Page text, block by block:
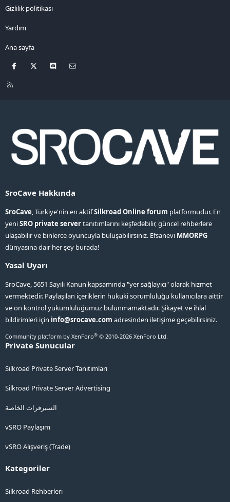
Gizlilik politikası
Yardım
Ana sayfa
Facebook Discord
R
SroCave Hakkında
SroCave, Türkiye'nin en aktifSilkroad Online forum platformudur. En
yeniSRO private servertanıtımlarını keşfedebilir, güncel rehberlere
ulaşabilir ve binlerce oyuncuyla buluşabilirsiniz. Efsanevi MMORPG
dünyasına dair her şey burada!
Yasal Uyarı
SroCave, 5651 Sayılı Kanun kapsamında "yer sağlayıcı" olarak hizmet
vermektedir. Paylaşılan içeriklerin hukuki sorumluluğu kullanıcılara aittir
ve ön kontrol yükümlülüğümüz bulunmamaktadır. Şikayet ve ihlal
bildirimleri için info@srocave.com adresinden iletişime geçebilirsiniz.
Community platform by XenForo® © 2010-2026 XenForo Ltd.
Private Sunucular
Silkroad Private Server Tanıtımları
Silkroad Private Server Advertising
السيرفرات الخاصة
vSRO Paylaşım
vSRO Alışveriş (Trade)
Kategoriler
Silkroad Rehberleri